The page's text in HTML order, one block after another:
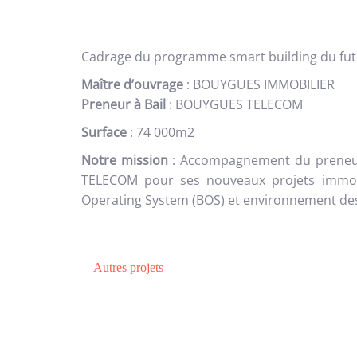
Cadrage du programme smart building du
Maître d’ouvrage : BOUYGUES IMMOBILIER
Preneur à Bail : BOUYGUES TELECOM
Surface : 74 000m2
Notre mission : Accompagnement du
TELECOM pour ses nouveaux projets
Operating System (BOS) et environnement
Autres projets